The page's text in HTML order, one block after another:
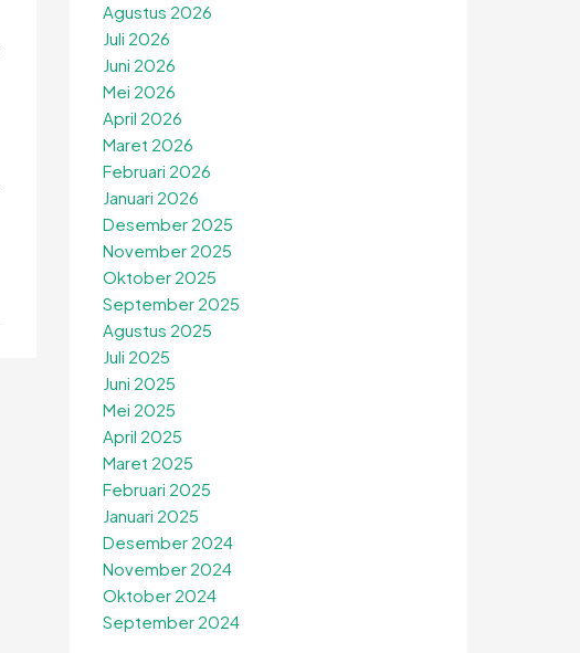
Agustus 2026
Juli 2026
Juni 2026
Mei 2026
April 2026
Maret 2026
Februari 2026
Januari 2026
Desember 2025
November 2025
Oktober 2025
September 2025
Agustus 2025
Juli 2025
Juni 2025
Mei 2025
April 2025
Maret 2025
Februari 2025
Januari 2025
Desember 2024
November 2024
Oktober 2024
September 2024